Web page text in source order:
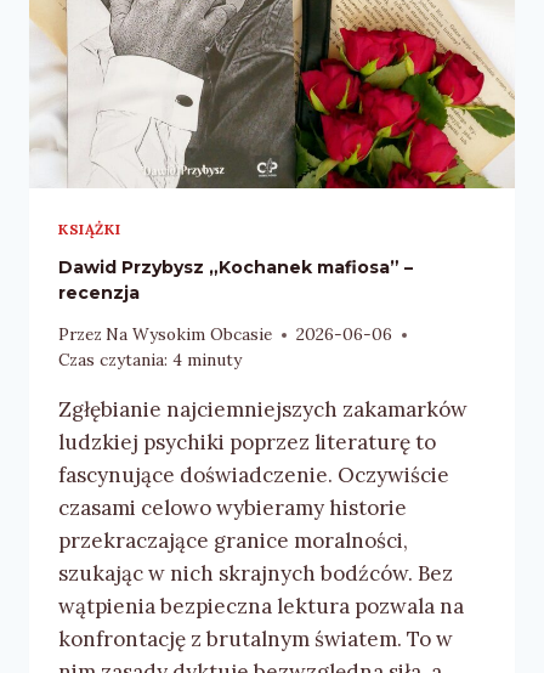
KSIĄŻKI
Dawid Przybysz „Kochanek mafiosa” –
recenzja
Przez Na Wysokim Obcasie
2026-06-06
Czas czytania: 4 minuty
Zgłębianie najciemniejszych zakamarków
ludzkiej psychiki poprzez literaturę to
fascynujące doświadczenie. Oczywiście
czasami celowo wybieramy historie
przekraczające granice moralności,
szukając w nich skrajnych bodźców. Bez
wątpienia bezpieczna lektura pozwala na
konfrontację z brutalnym światem. To w